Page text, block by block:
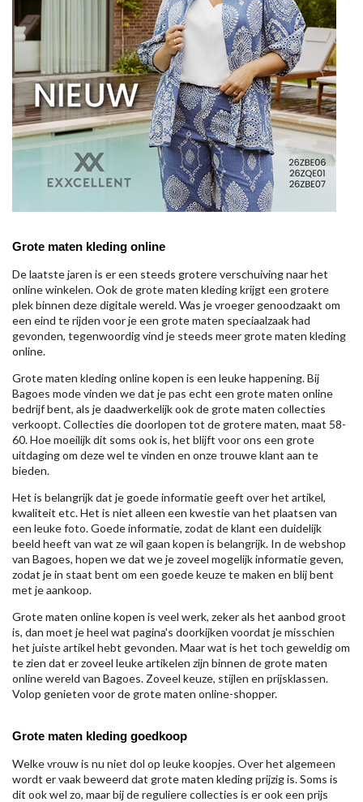
Grote maten kleding online
De laatste jaren is er een steeds grotere verschuiving naar het
online winkelen. Ook de grote maten kleding krijgt een grotere
plek binnen deze digitale wereld. Was je vroeger genoodzaakt om
een eind te rijden voor je een grote maten speciaalzaak had
gevonden, tegenwoordig vind je steeds meer grote maten kleding
online.
Grote maten kleding online kopen is een leuke happening. Bij
Bagoes mode vinden we dat je pas echt een grote maten online
bedrijf bent, als je daadwerkelijk ook de grote maten collecties
verkoopt. Collecties die doorlopen tot de grotere maten, maat 58-
60. Hoe moeilijk dit soms ook is, het blijft voor ons een grote
uitdaging om deze wel te vinden en onze trouwe klant aan te
bieden.
Het is belangrijk dat je goede informatie geeft over het artikel,
kwaliteit etc. Het is niet alleen een kwestie van het plaatsen van
een leuke foto. Goede informatie, zodat de klant een duidelijk
beeld heeft van wat ze wil gaan kopen is belangrijk. In de webshop
van Bagoes, hopen we dat we je zoveel mogelijk informatie geven,
zodat je in staat bent om een goede keuze te maken en blij bent
met je aankoop.
Grote maten online kopen is veel werk, zeker als het aanbod groot
is, dan moet je heel wat pagina's doorkijken voordat je misschien
het juiste artikel hebt gevonden. Maar wat is het toch geweldig om
te zien dat er zoveel leuke artikelen zijn binnen de grote maten
online wereld van Bagoes. Zoveel keuze, stijlen en prijsklassen.
Volop genieten voor de grote maten online-shopper.
Grote maten kleding goedkoop
Welke vrouw is nu niet dol op leuke koopjes. Over het algemeen
wordt er vaak beweerd dat grote maten kleding prijzig is. Soms is
dit ook wel zo, maar bij de reguliere collecties is er ook een prijs